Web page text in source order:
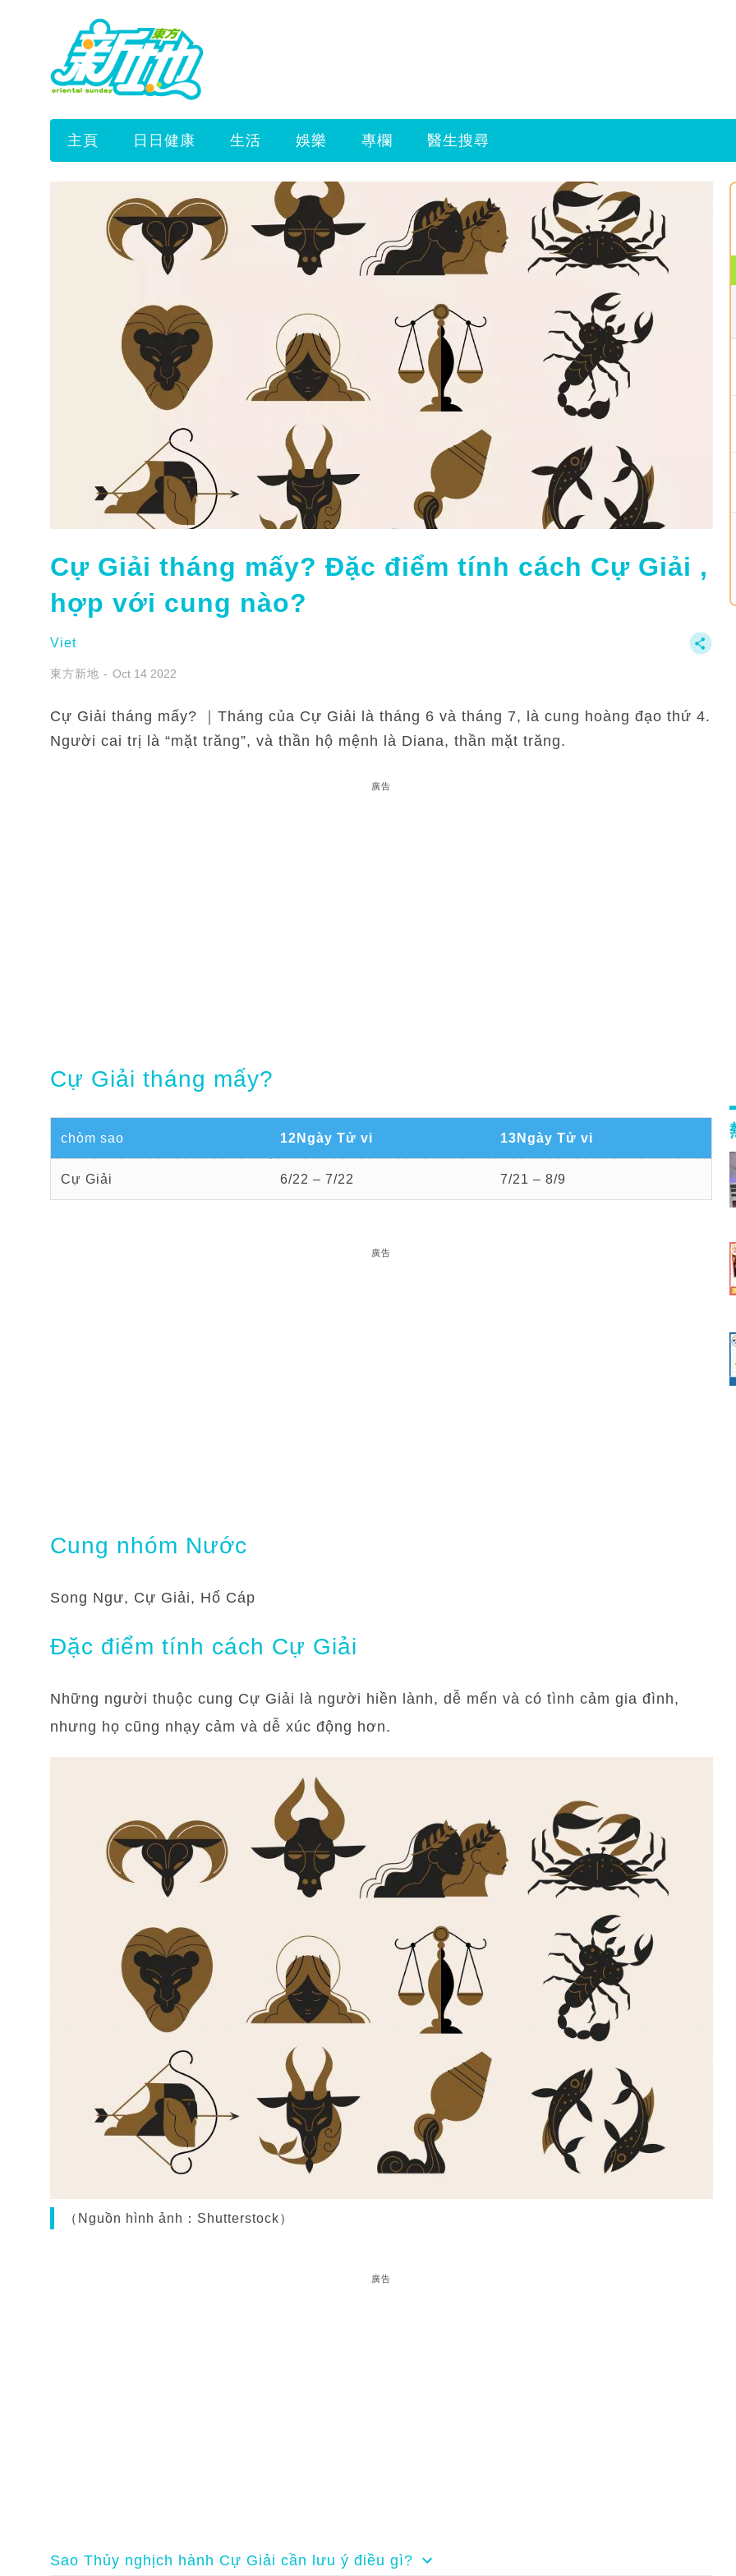
主頁 日日健康 生活 娛樂 專欄 醫生搜尋
Cự Giải tháng mấy? Đặc điểm tính cách Cự Giải ,
hợp với cung nào?
Viet
東方新地 Oct 14 2022
Cự Giải tháng mấy? ｜Tháng của Cự Giải là tháng 6 và tháng 7, là cung hoàng đạo thứ 4.
Người cai trị là “mặt trăng”, và thần hộ mệnh là Diana, thần mặt trăng.
廣告
Cự Giải tháng mấy?
chòm sao 12Ngày Tử vi 13Ngày Tử vi
Cự Giải 6/22 – 7/22 7/21 – 8/9
廣告
Cung nhóm Nước
Song Ngư, Cự Giải, Hổ Cáp
Đặc điểm tính cách Cự Giải
Những người thuộc cung Cự Giải là người hiền lành, dễ mến và có tình cảm gia đình,
nhưng họ cũng nhạy cảm và dễ xúc động hơn.
（Nguồn hình ảnh：Shutterstock）
廣告
Sao Thủy nghịch hành Cự Giải cần lưu ý điều gì?